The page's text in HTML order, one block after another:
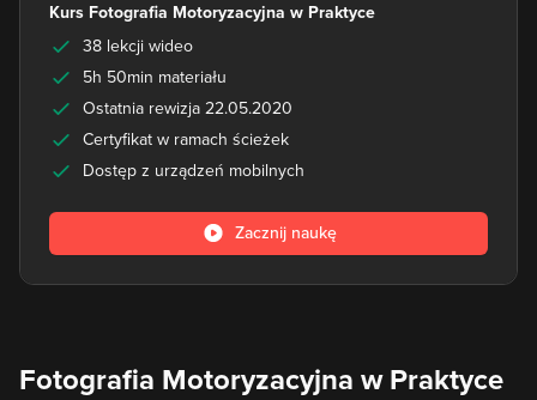
Fotografia Motoryzacyjna w Praktyce
Kurs Fotografia Motoryzacyjna w Praktyce
38 lekcji wideo
5h 50min materiału
Ostatnia rewizja 22.05.2020
Certyfikat w ramach ścieżek
Dostęp z urządzeń mobilnych
Zacznij naukę